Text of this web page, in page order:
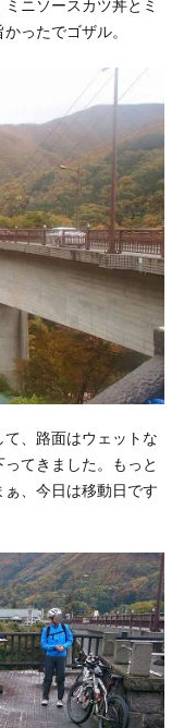
ニソースカツ丼とミ
ったでゴザル。
、路面はウェットな
てきました。もっと
、今日は移動日です